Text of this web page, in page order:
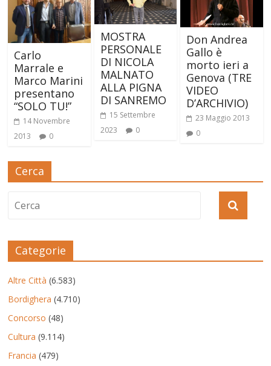
Carlo
Marrale e
Marco Marini
presentano
“SOLO TU!”
14 Novembre
2013
0
MOSTRA
PERSONALE
DI NICOLA
MALNATO
ALLA PIGNA
DI SANREMO
15 Settembre
2023
0
Don Andrea
Gallo è
morto ieri a
Genova (TRE
VIDEO
D’ARCHIVIO)
23 Maggio 2013
0
Cerca
Categorie
Altre Città (6.583)
Bordighera (4.710)
Concorso (48)
Cultura (9.114)
Francia (479)